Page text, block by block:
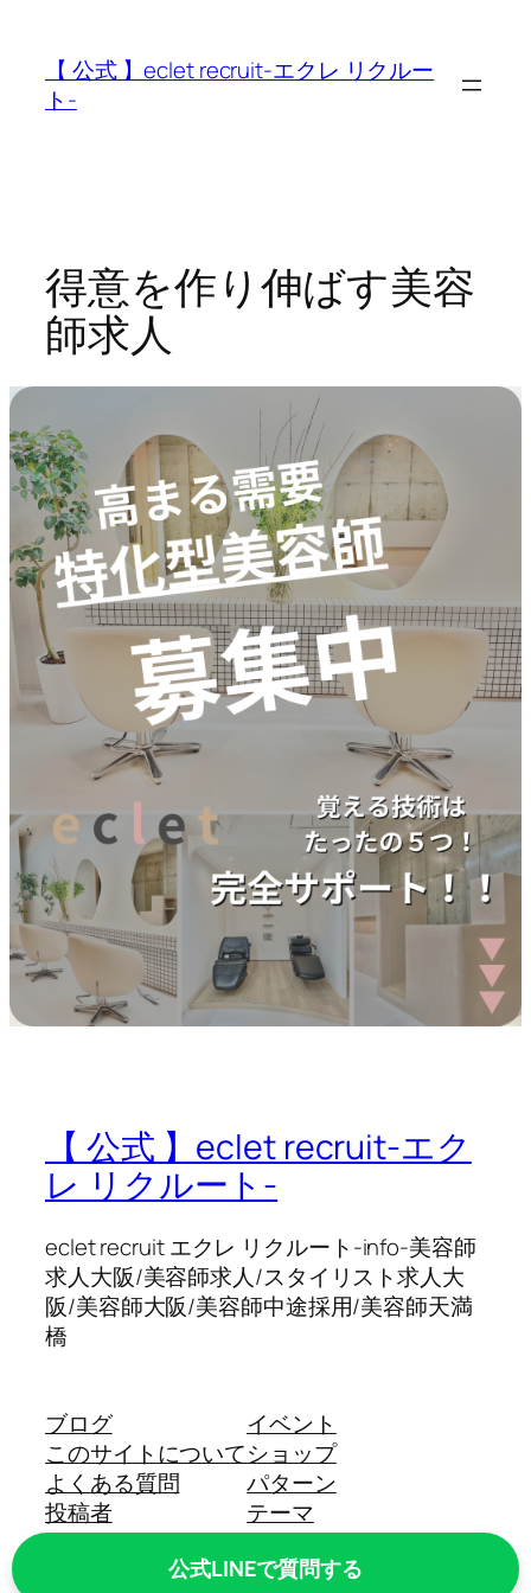
【 公式 】eclet recruit-エクレ リクルー
ト-
得意を作り伸ばす美容
師求人
【 公式 】eclet recruit-エク
レ リクルート-
eclet recruit エクレ リクルート-info-美容師
求人大阪/美容師求人/スタイリスト求人大
阪/美容師大阪/美容師中途採用/美容師天満
橋
ブログ
このサイトについて
よくある質問
投稿者
イベント
ショップ
パターン
テーマ
Twenty Twenty-Five Designed with
公式LINEで質問する